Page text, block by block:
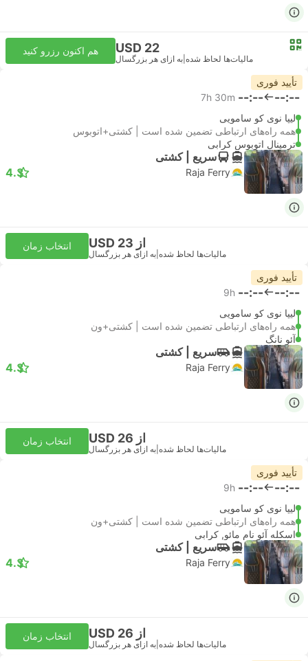
USD 22
مالیات‌ها لحاظ شده به ازای هر بزرگسال
هم اکنون رزرو کنید
تأیید فوری
--:--
--:--
7h 30m
لیپا نوی کو سامویی
همه راه‌های ارتباطی تضمین شده است | کشتی+اتوبوس
ترمینال اتوبوس کرابی
سریع | کشتی
Raja Ferry
4.3
از USD 23
مالیات‌ها لحاظ شده به ازای هر بزرگسال
انتخاب زمان
تأیید فوری
--:--
--:--
9h
لیپا نوی کو سامویی
همه راه‌های ارتباطی تضمین شده است | کشتی+ون
آئو نانگ
سریع | کشتی
Raja Ferry
4.3
از USD 26
مالیات‌ها لحاظ شده به ازای هر بزرگسال
انتخاب زمان
تأیید فوری
--:--
--:--
9h
لیپا نوی کو سامویی
همه راه‌های ارتباطی تضمین شده است | کشتی+ون
اسکله آئو نام مائو, کرابی
سریع | کشتی
Raja Ferry
4.3
از USD 26
مالیات‌ها لحاظ شده به ازای هر بزرگسال
انتخاب زمان